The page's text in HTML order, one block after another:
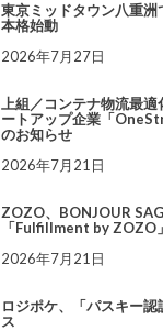
東京ミッドタウン八重
本格始動
2026年7月27日
上組／コンテナ物流最適
ートアップ企業「
のお知らせ
2026年7月21日
ZOZO、BONJOUR
「Fulfillment by ZOZO
2026年7月21日
ロジポケ、「パスキー
ス